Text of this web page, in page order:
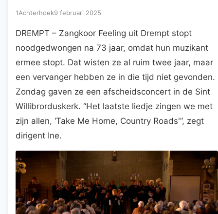
1Achterhoek9 februari 2025
DREMPT – Zangkoor Feeling uit Drempt stopt
noodgedwongen na 73 jaar, omdat hun muzikant
ermee stopt. Dat wisten ze al ruim twee jaar, maar
een vervanger hebben ze in die tijd niet gevonden.
Zondag gaven ze een afscheidsconcert in de Sint
Willibrorduskerk. “Het laatste liedje zingen we met
zijn allen, ‘Take Me Home, Country Roads'”, zegt
dirigent Ine.